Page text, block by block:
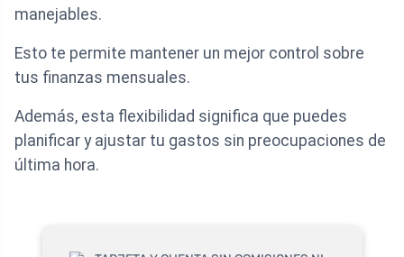
manejables.
Esto te permite mantener un mejor control sobre
tus finanzas mensuales.
Además, esta flexibilidad significa que puedes
planificar y ajustar tu gastos sin preocupaciones de
última hora.